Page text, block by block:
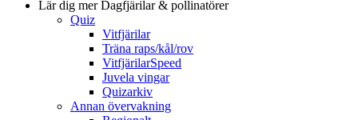
Lär dig merDagfjärilar & pollinatörer
Quiz
Vitfjärilar
Träna raps/kål/rov
VitfjärilarSpeed
Juvela vingar
Quizarkiv
Annan övervakning